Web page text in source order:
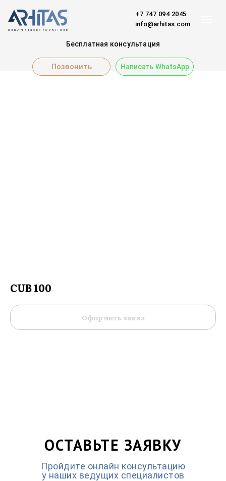
+7 747 094 2045
info@arhitas.com
Позвонить
Бесплатная консультация
Написать WhatsApp
CUB 100
Оформить заказ
ОСТАВЬТЕ ЗАЯВКУ
Пройдите онлайн консультацию
у наших ведущих специалистов